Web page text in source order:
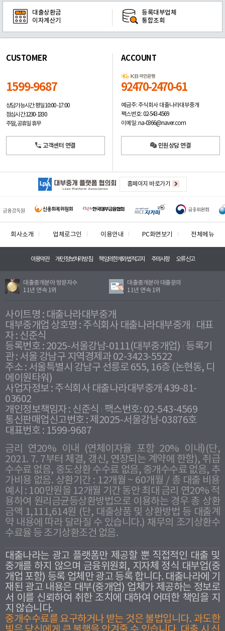
대출상환금
이자계산기
등록대부업체
통합조회
CUSTOMER
1599-9687
상담가능시간: 평일10:00 -17:00
점심시간: 12:30 - 13:30
주말, 공휴일 휴무
고객센터 연결
ACCOUNT
92470-2470-61
예금주: 주식회사 대출나라대부중개
팩스번호: 02-543-4569
이메일: na-0366@naver.com
민원상담 연결
홈페이지 바로가기
회사소개 업체로그인 이용안내 PC화면보기 전체메뉴
이용약관 개인정보처리방침 책임의한계와법적고지 주의사항 오류신고
대출중개분야 방문자수
11년 연속 1위
대출중개분야 대출문의
11년 연속 1위
사이트명 : 대출나라대부중개
대부중개업 상호명 : 주식회사 대출나라대부중개
대표
자 : 신준식
등록번호 : 2025-서울강남-0111(대부중개업) 등록기
관 : 서울 강남구 지역경제과 02-3423-5522
주소 : 서울특별시 강남구 선릉로 655, 16층 (논현동, 디
에이원타워)
사업자정보 : 주식회사 대출나라대부중개 439-81-
03602
개인정보책임자 : 신준식
팩스번호: 02-543-4569
통신판매업신고번호 : 제2025-서울강남-03876호
대표번호 : 1599-9687
금리 연20% 이내 (연체이자율 포함 20% 이내)(단,
2021. 7. 7부터 체결, 갱신, 연장되는 계약에 한함), 취급
수수료 없음, 중도상환 수수료 없음, 중개수수료 없음, 추
가비용 없음. 상환기간 : 12개월 ~ 60개월 / 총 대출 비용
예시 : 100만원을 12개월 기간 동안 최대 금리 연20% 적
용하여 원리금균등상환방법으로 이용하는 경우 총 상환
금액 1,111,614원 (단, 대출상품 및 상환방법 등 대출계
약 내용에 따라 달라질 수 있습니다.) 채무의 조기상환수
수료율 등 조기상환조건 없음.
대출나라는 광고 플랫폼만 제공할 뿐 직접적인 대출 및
중개를 하지 않으며 금융위원회, 지자체 정식 대부업(중
개업 포함) 등록 업체만 광고 등록 합니다. 대출나라에 기
재된 광고 내용은 대부(중개업) 업체가 제공하는 정보로
서 이를 신뢰하여 취한 조치에 대하여 어떠한 책임을 지
지 않습니다.
중개수수료를 요구하거나 받는 것은 불법입니다. 과도한